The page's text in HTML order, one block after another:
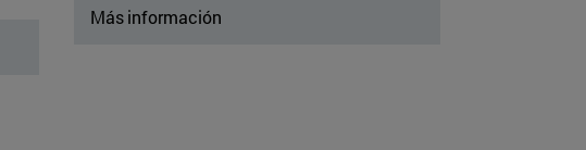
Más información